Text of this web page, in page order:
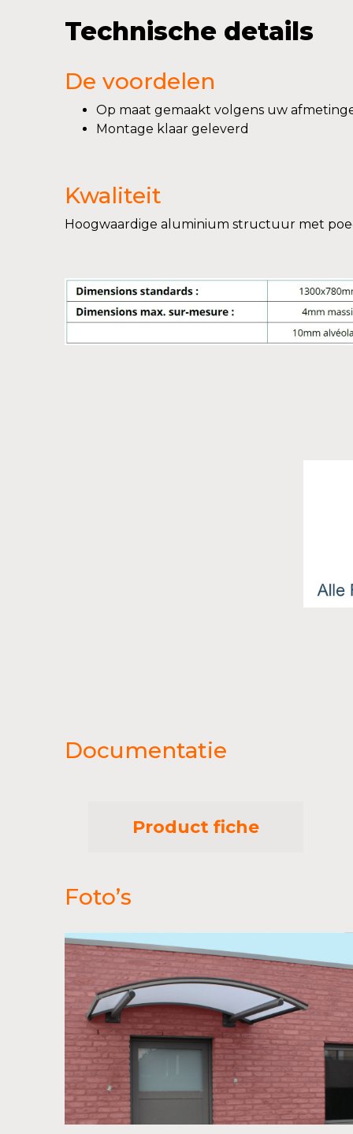
Technische details
De voordelen
Op maat gemaakt volgens uw
Montage klaar geleverd
Kwaliteit
Hoogwaardige aluminium structuur met
Documentatie
Product fiche
Foto’s